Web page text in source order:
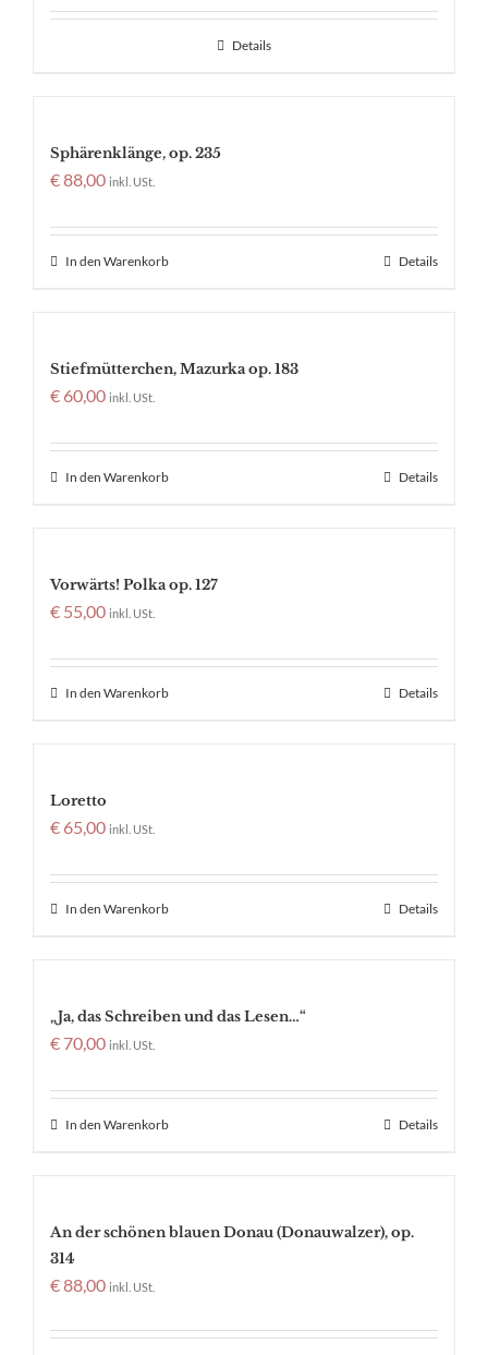
Details
Sphärenklänge, op. 235
€88,00 inkl. USt.
In den Warenkorb Details
Stiefmütterchen, Mazurka op. 183
€ 60,00 inkl. USt.
In den Warenkorb Details
Vorwärts! Polka op. 127
€ 55,00 inkl. USt.
In den Warenkorb Details
Loretto
€ 65,00 inkl. USt.
In den Warenkorb Details
„Ja, das Schreiben und das Lesen…“
€ 70,00 inkl. USt.
In den Warenkorb Details
An der schönen blauen Donau (Donauwalzer), op.
314
€88,00 inkl. USt.